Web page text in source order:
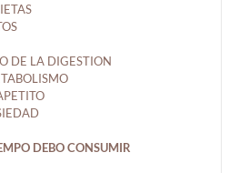
DE LA DIGESTION
DEBO CONSUMIR